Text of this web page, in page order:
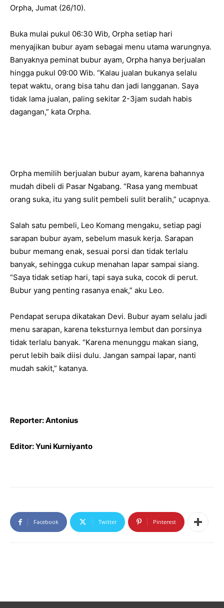
Orpha, Jumat (26/10).
Buka mulai pukul 06:30 Wib, Orpha setiap hari
menyajikan bubur ayam sebagai menu utama warungnya.
Banyaknya peminat bubur ayam, Orpha hanya berjualan
hingga pukul 09:00 Wib. “Kalau jualan bukanya selalu
tepat waktu, orang bisa tahu dan jadi langganan. Saya
tidak lama jualan, paling sekitar 2-3jam sudah habis
dagangan,” kata Orpha.
Orpha memilih berjualan bubur ayam, karena bahannya
mudah dibeli di Pasar Ngabang. “Rasa yang membuat
orang suka, itu yang sulit pembeli sulit beralih,” ucapnya.
Salah satu pembeli, Leo Komang mengaku, setiap pagi
sarapan bubur ayam, sebelum masuk kerja. Sarapan
bubur memang enak, sesuai porsi dan tidak terlalu
banyak, sehingga cukup menahan lapar sampai siang.
“Saya tidak setiap hari, tapi saya suka, cocok di perut.
Bubur yang penting rasanya enak,” aku Leo.
Pendapat serupa dikatakan Devi. Bubur ayam selalu jadi
menu sarapan, karena teksturnya lembut dan porsinya
tidak terlalu banyak. “Karena menunggu makan siang,
perut lebih baik diisi dulu. Jangan sampai lapar, nanti
mudah sakit,” katanya.
Reporter: Antonius
Editor: Yuni Kurniyanto
Facebook Twitter Pinterest